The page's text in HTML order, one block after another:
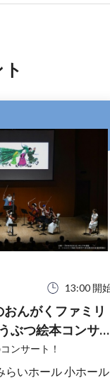
13:00 開
んがくファミリ
ぶつ絵本コンサ
ンサート！
らいホール 小ホール